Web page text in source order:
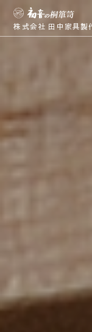
株式会社 田中家具製